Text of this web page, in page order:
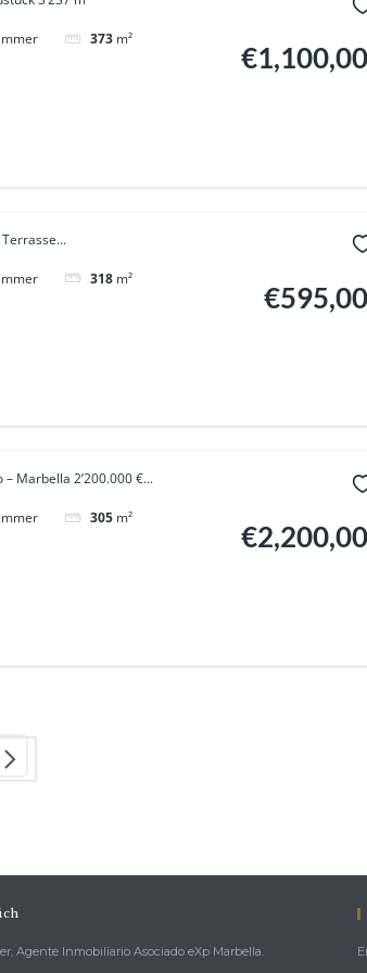
373 m²
318 m²
Marbella 2’200.000 €...
305 m²
Agente Inmobiliario Asociado eXp Marbella.